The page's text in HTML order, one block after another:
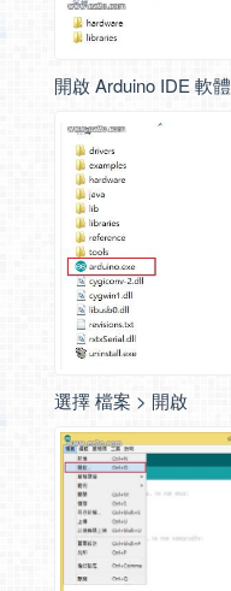
開啟 Arduino IDE 軟體
選擇 檔案 > 開啟